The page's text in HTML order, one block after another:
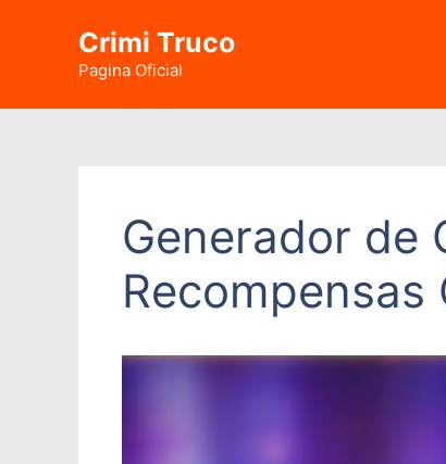
contenido
Crimi Truco
Pagina Oficial
Generador de
Recompensas